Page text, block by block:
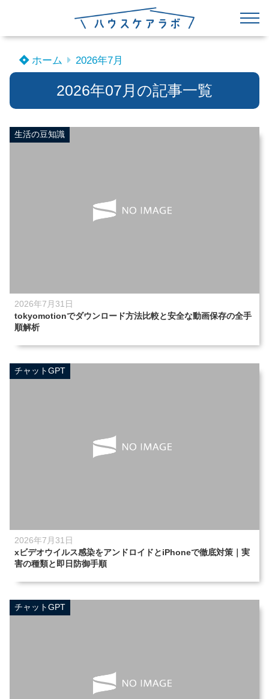
ホーム 2026年7月
2026年07月の記事一覧
生活の豆知識
2026年7月31日
tokyomotionでダウンロード方法比較と安全な動画保存の全手
順解析
チャットGPT
2026年7月31日
xビデオウイルス感染をアンドロイドとiPhoneで徹底対策｜実
害の種類と即日防御手順
チャットGPT